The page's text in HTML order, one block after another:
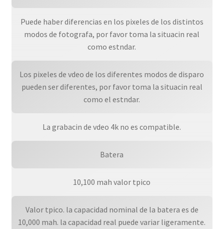
Puede haber diferencias en los pixeles de los distintos
modos de fotografa, por favor toma la situacin real
como estndar.
Los pixeles de vdeo de los diferentes modos de disparo
pueden ser diferentes, por favor toma la situacin real
como el estndar.
La grabacin de vdeo 4k no es compatible.
Batera
10,100 mah valor tpico
Valor tpico. la capacidad nominal de la batera es de
10,000 mah. la capacidad real puede variar ligeramente.